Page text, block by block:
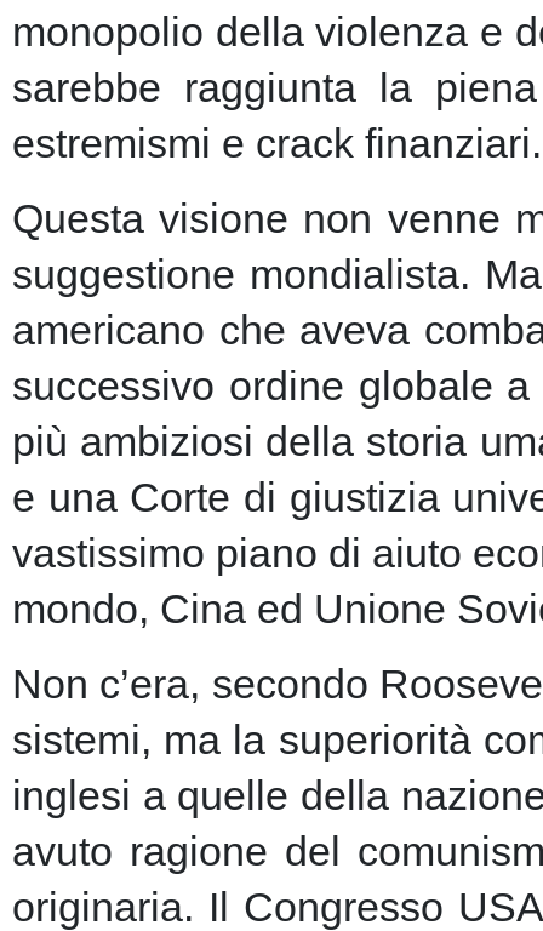
monopolio della violenza e
sarebbe raggiunta la
estremismi e crack finanziari.
Questa visione non venne
suggestione mondialista.
americano che aveva
successivo ordine globale
più ambiziosi della storia
e una Corte di giustizia
vastissimo piano di aiuto
mondo, Cina ed Unione
Non c’era, secondo
sistemi, ma la superiorità
inglesi a quelle della
avuto ragione del
originaria. Il Congresso